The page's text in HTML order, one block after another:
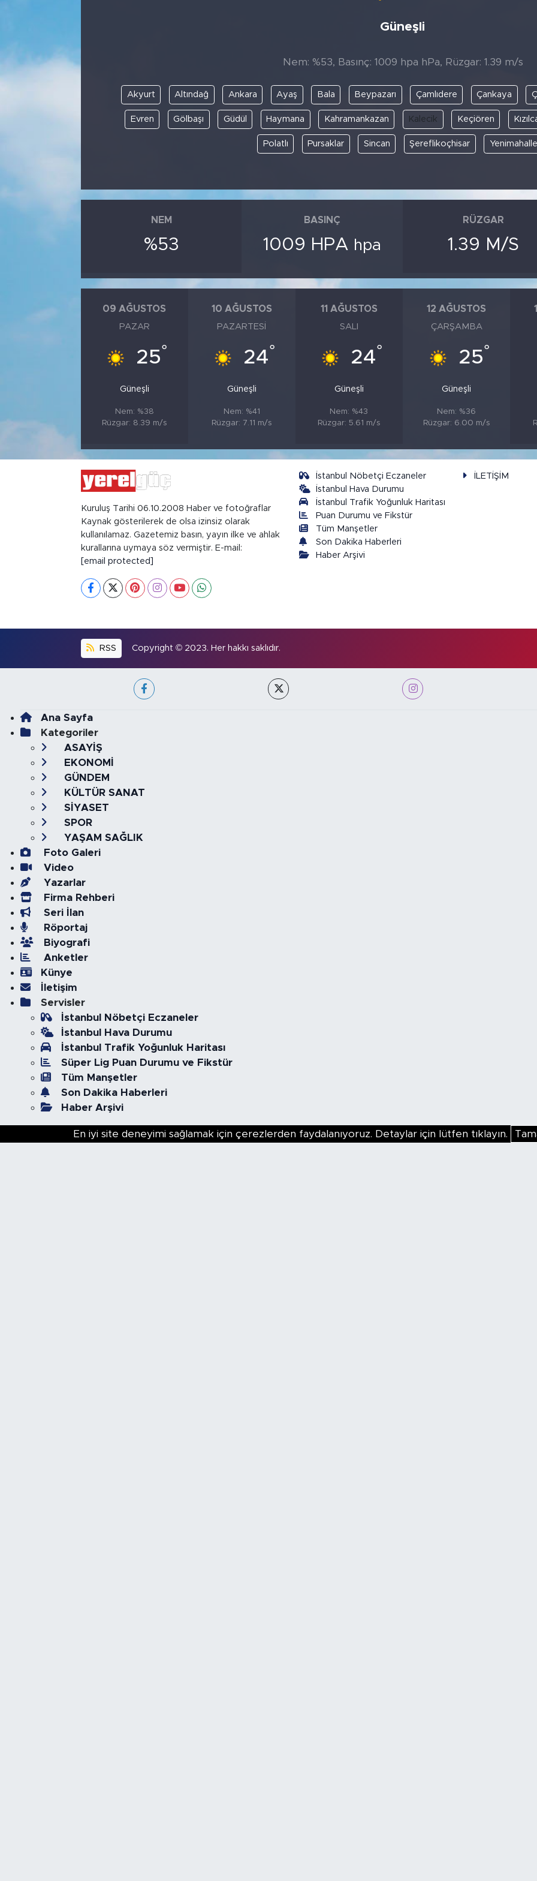
Güneşli
Nem: %53, Basınç: 1009 hpa hPa, Rüzgar: 1.39 m/s
Akyurt Altındağ Ankara Ayaş Bala Beypazarı Çamlıdere Çankaya
Evren Gölbaşı Güdül Haymana Kahramankazan Kalecik Keçiören
Polatlı Pursaklar Sincan Şereflikoçhisar Yenimahalle
NEM
%53
BASINÇ
1009 HPA hpa
RÜZGAR
1.39 M/S
09 AĞUSTOS
PAZAR
25°
Güneşli
Nem: %38
Rüzgar: 8.39 m/s
10 AĞUSTOS
PAZARTESI
24°
Güneşli
Nem: %41
Rüzgar: 7.11 m/s
11 AĞUSTOS
SALI
24°
Güneşli
Nem: %43
Rüzgar: 5.61 m/s
12 AĞUSTOS
ÇARŞAMBA
25°
Güneşli
Nem: %36
Rüzgar: 6.00 m/s
Kuruluş Tarihi 06.10.2008 Haber ve fotoğraflar
Kaynak gösterilerek de olsa izinsiz olarak
kullanılamaz. Gazetemiz basın, yayın ilke ve ahlak
kurallarına uymaya söz vermiştir. E-mail:
[email protected]
İstanbul Nöbetçi Eczaneler
İstanbul Hava Durumu
İstanbul Trafik Yoğunluk Haritası
Puan Durumu ve Fikstür
Tüm Manşetler
Son Dakika Haberleri
Haber Arşivi
İLETİŞİM
RSS Copyright © 2023. Her hakkı saklıdır.
Ana Sayfa
Kategoriler
ASAYİŞ
EKONOMİ
GÜNDEM
KÜLTÜR SANAT
SİYASET
SPOR
YAŞAM SAĞLIK
Foto Galeri
Video
Yazarlar
Firma Rehberi
Seri İlan
Röportaj
Biyografi
Anketler
Künye
İletişim
Servisler
İstanbul Nöbetçi Eczaneler
İstanbul Hava Durumu
İstanbul Trafik Yoğunluk Haritası
Süper Lig Puan Durumu ve Fikstür
Tüm Manşetler
Son Dakika Haberleri
Haber Arşivi
En iyi site deneyimi sağlamak için çerezlerden faydalanıyoruz. Detaylar için lütfen tıklayın.